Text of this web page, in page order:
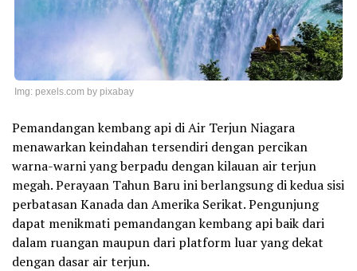
Img: pexels.com by pixabay
Pemandangan kembang api di Air Terjun Niagara
menawarkan keindahan tersendiri dengan percikan
warna-warni yang berpadu dengan kilauan air terjun
megah. Perayaan Tahun Baru ini berlangsung di kedua sisi
perbatasan Kanada dan Amerika Serikat. Pengunjung
dapat menikmati pemandangan kembang api baik dari
dalam ruangan maupun dari platform luar yang dekat
dengan dasar air terjun.